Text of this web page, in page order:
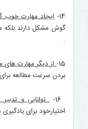
14- ایجاد مهارت
گوش مشکل دارند
.
15-از دیگر مهارت های
بردن سرعت مطالعه
توانایی و
اختیارخود برای